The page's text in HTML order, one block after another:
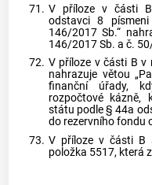
71. V příloze v části
odstavci 8
146/2017 Sb.“
146/2017 Sb. a č.
72. V příloze v části B v
nahrazuje větou
finanční úřady,
rozpočtové kázně,
státu podle § 44a
do rezervního fondu
73. V příloze v části B
položka 5517, která